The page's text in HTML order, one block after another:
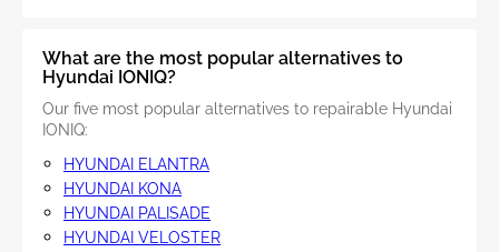
What are the most popular alternatives to
Hyundai IONIQ?
Our five most popular alternatives to repairable Hyundai
IONIQ:
HYUNDAI ELANTRA
HYUNDAI KONA
HYUNDAI PALISADE
HYUNDAI VELOSTER